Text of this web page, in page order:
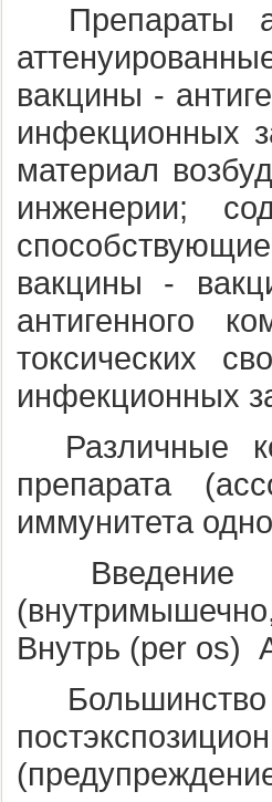
Препараты
вакцины -
инфекционных
материал
инженерии;
вакцины -
антигенного
токсических
инфекционных
Различные
препарата
иммунитета
Введение
Внутрь (per os)
Большинство